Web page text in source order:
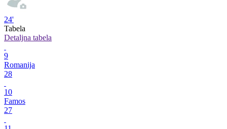
24'
Tabela
Detaljna tabela
9
Romanija
28
10
Famos
27